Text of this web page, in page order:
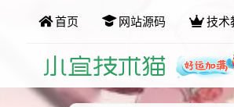
首页 网站源码 技术